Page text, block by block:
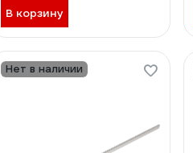
В корзину
Нет в наличии